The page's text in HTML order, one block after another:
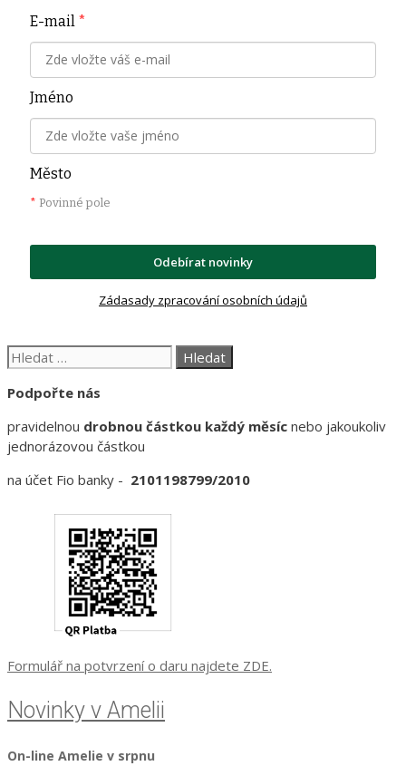
E-mail *
Jméno
Město
* Povinné pole
Odebírat novinky
Zádasady zpracování osobních údajů
Hledat:
Podpořte nás
pravidelnou drobnou částkou každý měsíc nebo jakoukoliv
jednorázovou částkou
na účet Fio banky - 2101198799/2010
Formulář na potvrzení o daru najdete ZDE.
Novinky v Amelii
On-line Amelie v srpnu